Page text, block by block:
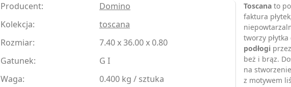
Producent:
Domino
Kolekcja:
toscana
Rozmiar:
7.40 x 36.00 x 0.80
Gatunek:
G I
Waga:
0.400 kg / sztuka
Toscanato
faktura
tworzy
podłogi
beż i brąz.
na
z motywem